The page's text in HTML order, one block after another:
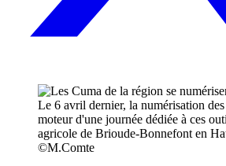
Le 6 avril dernier, la numérisation
moteur d'une journée dédiée à ces
agricole de Brioude-Bonnefont en
©M.Comte